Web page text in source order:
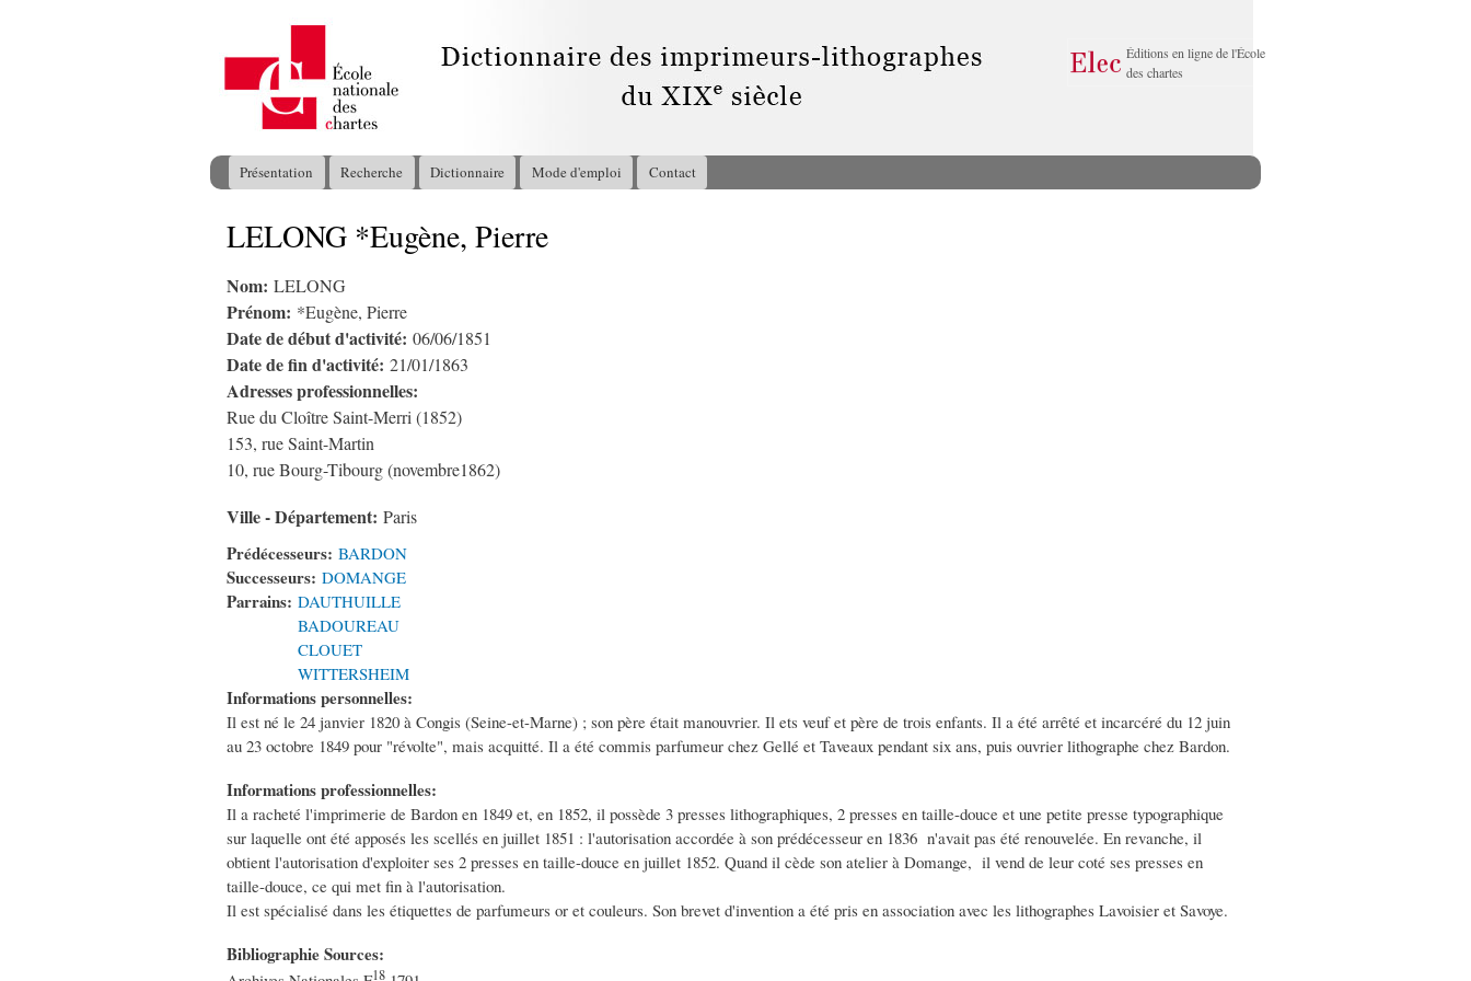
principal
Éditions en ligne de l'École
des chartes
Menu principal
Présentation Recherche Dictionnaire Mode d'emploi Contact
Vous êtes ici
LELONG *Eugène, Pierre
Nom: LELONG
Prénom: *Eugène, Pierre
Date de début d'activité: 06/06/1851
Date de fin d'activité: 21/01/1863
Adresses professionnelles:
Rue du Cloître Saint-Merri (1852)
153, rue Saint-Martin
10, rue Bourg-Tibourg (novembre1862)
Ville - Département: Paris
Prédécesseurs: BARDON
Successeurs: DOMANGE
Parrains: DAUTHUILLE
BADOUREAU
CLOUET
WITTERSHEIM
Informations personnelles:
Il est né le 24 janvier 1820 à Congis (Seine-et-Marne) ; son père était manouvrier. Il ets veuf et père de trois enfants. Il a été arrêté et incarcéré du 12 juin
au 23 octobre 1849 pour "révolte", mais acquitté. Il a été commis parfumeur chez Gellé et Taveaux pendant six ans, puis ouvrier lithographe chez Bardon.
Informations professionnelles:
Il a racheté l'imprimerie de Bardon en 1849 et, en 1852, il possède 3 presses lithographiques, 2 presses en taille-douce et une petite presse typographique
sur laquelle ont été apposés les scellés en juillet 1851 : l'autorisation accordée à son prédécesseur en 1836 n'avait pas été renouvelée. En revanche, il
obtient l'autorisation d'exploiter ses 2 presses en taille-douce en juillet 1852. Quand il cède son atelier à Domange, il vend de leur coté ses presses en
taille-douce, ce qui met fin à l'autorisation.
Il est spécialisé dans les étiquettes de parfumeurs or et couleurs. Son brevet d'invention a été pris en association avec les lithographes Lavoisier et Savoye.
Bibliographie Sources:
18